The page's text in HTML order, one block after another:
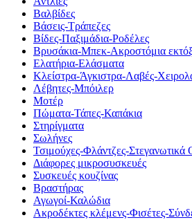
Βαλβίδες
Βάσεις-Τράπεζες
Βίδες-Παξιμάδια-Ροδέλες
Βρυσάκια-Μπεκ-Ακροστόμια
Ελατήρια-Ελάσματα
Κλείστρα-Άγκιστρα-Λαβές-
Λέβητες-Μπόιλερ
Μοτέρ
Πώματα-Τάπες-Καπάκια
Στηρίγματα
Σωλήνες
Τσιμούχες-Φλάντζες-Στεγανωτικά
Διάφορες μικροσυσκευές
Συσκευές κουζίνας
Βραστήρας
Αγωγοί-Καλώδια
Ακροδέκτες κλέμενς-Φισέτες-